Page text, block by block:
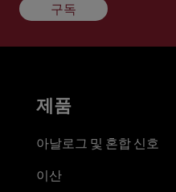
구독
제품
아날로그 및 혼합 신호
이산